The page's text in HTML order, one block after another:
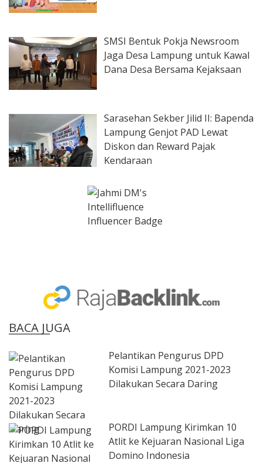
SMSI Bentuk Pokja Newsroom
Jaga Desa Lampung untuk Kawal
Dana Desa Bersama Kejaksaan
Sarasehan Sekber Jilid II: Bapenda
Lampung Genjot PAD Lewat
Diskon dan Reward Pajak
Kendaraan
BACA JUGA
Pelantikan Pengurus DPD
Komisi Lampung 2021-2023
Dilakukan Secara Daring
PORDI Lampung Kirimkan 10
Atlit ke Kejuaran Nasional Liga
Domino Indonesia